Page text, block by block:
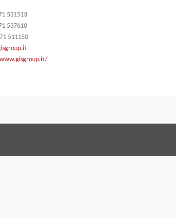
531513
537610
511150